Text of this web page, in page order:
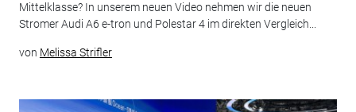
Mittelklasse? In unserem neuen Video nehmen wir die neuen
Stromer Audi A6 e-tron und Polestar 4 im direkten Vergleich...
von Melissa Strifler